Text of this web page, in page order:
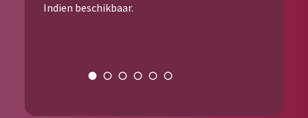
Indien beschikbaar.